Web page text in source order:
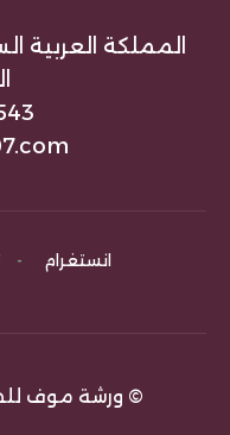
المملكة العربية
انستغرام -
© ورشة موف